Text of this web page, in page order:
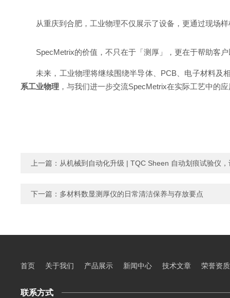
从重庆到合肥，工业物理不仅展示了设备，更通过现场
SpecMetrix的价值，不只在于「测厚」，更在于帮助客
未来，工业物理将继续围绕半导体、PCB、电子材料及
系工业物理 ，与我们进一步交流SpecMetrix在实际工艺中的应
上一篇： 从机械到自动化升级 | TQC Sheen 自动划痕试验仪
下一篇： 多材料数显测厚仪的日常清洁保养与存放要点
首页 关于我们 产品展示 新闻中心 技术文章 荣誉资质
联系方式